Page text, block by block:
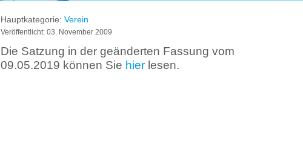
Hauptkategorie: Verein
Veröffentlicht: 03. November 2009
Die Satzung in der geänderten Fassung vom
09.05.2019 können Sie hier lesen.